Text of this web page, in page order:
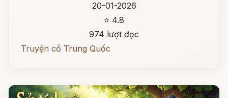
20-01-2026
⭐ 4.8
974 lượt đọc
Truyện cổ Trung Quốc